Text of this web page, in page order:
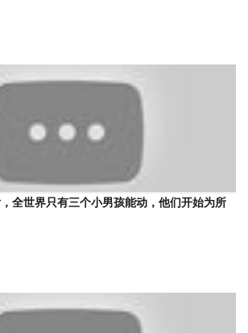
，全世界只有三个小男孩能动，他们开始为所